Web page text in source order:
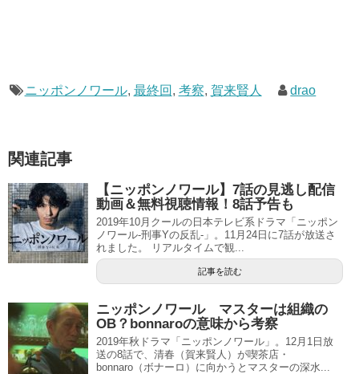
ニッポンノワール, 最終回 , 考察, 賀来賢人 drao
関連記事
【ニッポンノワール】7話の見逃し配信
動画＆無料視聴情報！8話予告も
2019年10月クールの日本テレビ系ドラマ「ニッポン
ノワール-刑事Yの反乱-」。11月24日に7話が放送さ
れました。 リアルタイムで観...
記事を読む
ニッポンノワール マスターは組織の
OB？bonnaroの意味から考察
2019年秋ドラマ「ニッポンノワール」。12月1日放
送の8話で、清春（賀来賢人）が喫茶店・
bonnaro（ボナーロ）に向かうとマスターの深水...